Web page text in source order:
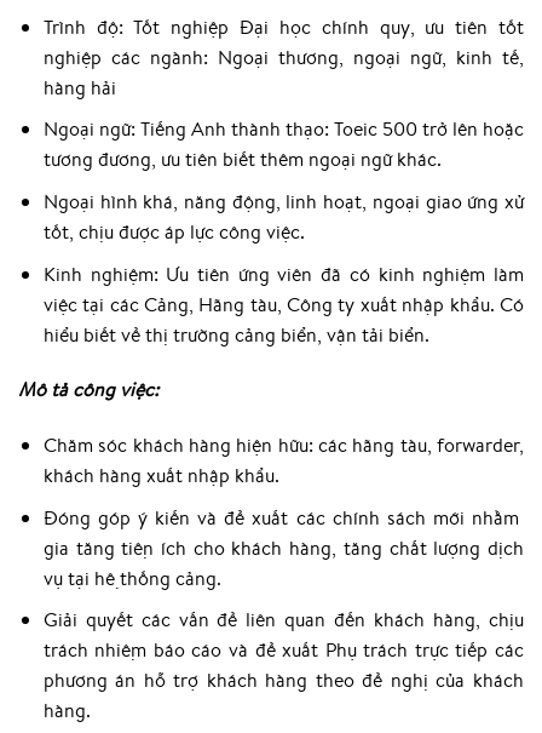
Trình độ: Tốt nghiệp Đại học chính quy, ưu tiên tốt
nghiệp các ngành: Ngoại thương, ngoại ngữ, kinh tế,
hàng hải
Ngoại ngữ: Tiếng Anh thành thạo: Toeic 500 trở lên hoặc
tương đương, ưu tiên biết thêm ngoại ngữ khác.
Ngoại hình khá, năng động, linh hoạt, ngoại giao ứng xử
tốt, chịu được áp lực công việc.
Kinh nghiệm: Ưu tiên ứng viên đã có kinh nghiệm làm
việc tại các Cảng, Hãng tàu, Công ty xuất nhập khẩu. Có
hiểu biết về thị trường cảng biển, vận tải biển.
Mô tả công việc:
Chăm sóc khách hàng hiện hữu: các hãng tàu, forwarder,
khách hàng xuất nhập khẩu.
Đóng góp ý kiến và đề xuất các chính sách mới nhằm
gia tăng tiện ích cho khách hàng, tăng chất lượng dịch
vụ tại hệ thống cảng.
Giải quyết các vấn đề liên quan đến khách hàng, chịu
trách nhiệm báo cáo và đề xuất Phụ trách trực tiếp các
phương án hỗ trợ khách hàng theo đề nghị của khách
hàng.